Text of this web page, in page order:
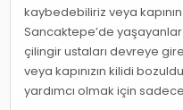
kaybedebiliriz veya
Sancaktepe’de
çilingir ustaları devreye
veya kapınızın kilidi
yardımcı olmak için